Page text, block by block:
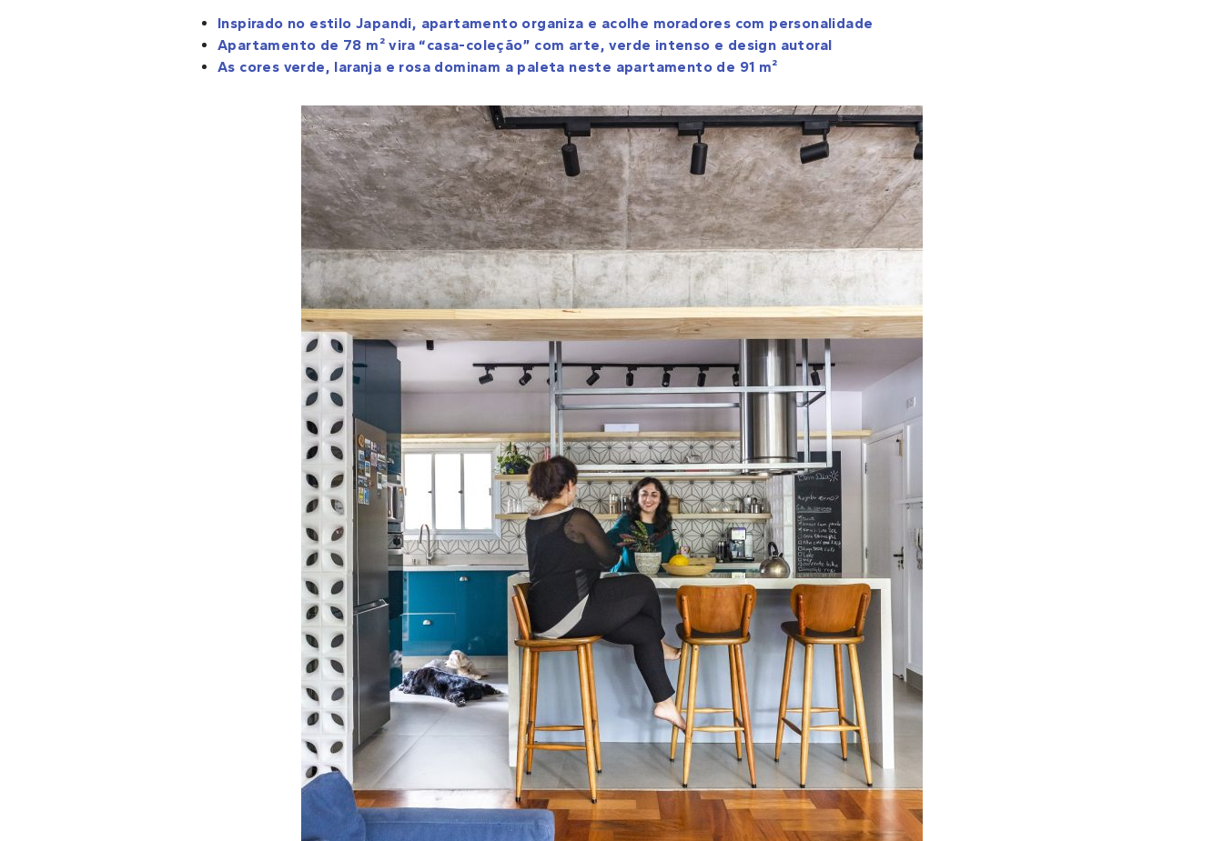
Inspirado no estilo Japandi, apartamento organiza e acolhe moradores com personalidade
Apartamento de 78 m² vira “casa-coleção” com arte, verde intenso e design autoral
As cores verde, laranja e rosa dominam a paleta neste apartamento de 91 m²